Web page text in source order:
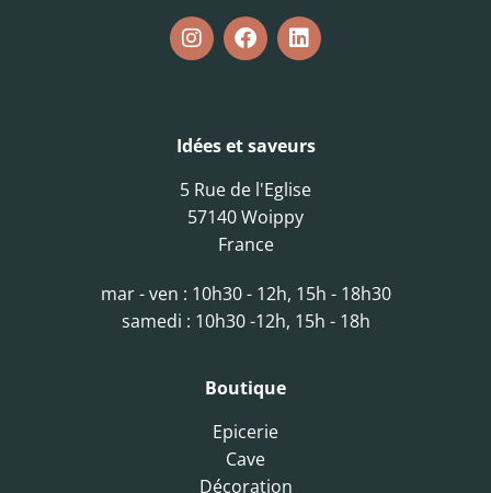
Idées et saveurs
5 Rue de l'Eglise
57140 Woippy
France
mar - ven : 10h30 - 12h, 15h - 18h30
samedi : 10h30 -12h, 15h - 18h
Boutique
Epicerie
Cave
Décoration